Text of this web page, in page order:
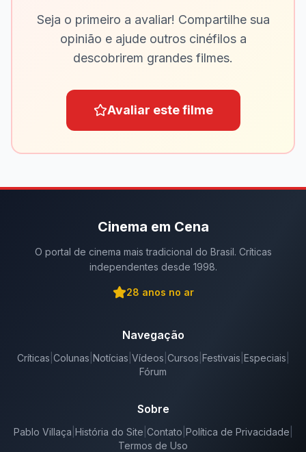
Seja o primeiro a avaliar! Compartilhe sua
opinião e ajude outros cinéfilos a
descobrirem grandes filmes.
Avaliar este filme
Cinema em Cena
O portal de cinema mais tradicional do Brasil. Críticas
independentes desde 1998.
28 anos no ar
Navegação
Críticas Colunas Notícias Vídeos Cursos Festivais Especiais
Fórum
Sobre
Pablo Villaça História do Site Contato Política de Privacidade
Termos de Uso